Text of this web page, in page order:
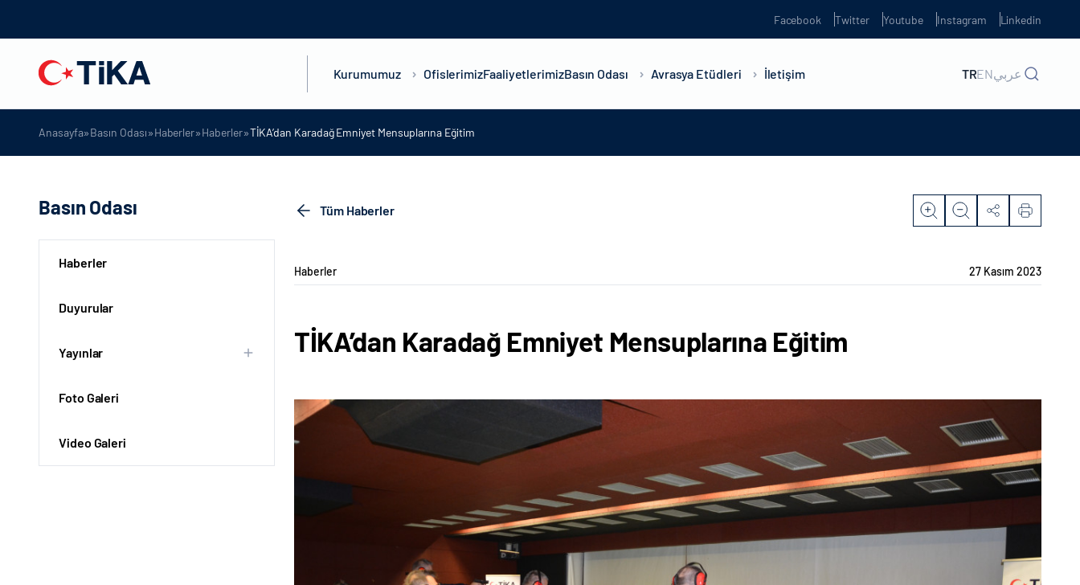
Facebook Twitter Youtube Instagram Linkedin
Kurumumuz OfislerimizFaaliyetlerimizBasın Odası Avrasya Etüdleri İletişim TRENعربي
Anasayfa»Basın Odası»Haberler»Haberler»TİKA’dan Karadağ Emniyet Mensuplarına Eğitim
Basın Odası
Haberler
Duyurular
Yayınlar
Foto Galeri
Video Galeri
Tüm Haberler
Haberler 27 Kasım 2023
TİKA’dan Karadağ Emniyet Mensuplarına Eğitim